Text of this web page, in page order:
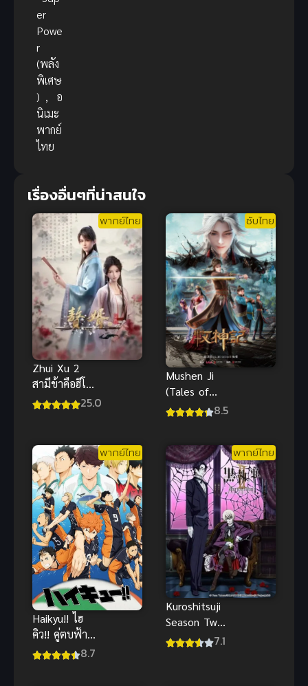
er
Powe
r
(พลัง
พิเศษ
) ,
อ
นิเมะ
พากย์
ไทย
เรื่องอื่นๆที่น่าสนใจ
พากย์ไทย
Zhui Xu 2
สามีข้าคือฮีโร่
ภาค 2 ซับไทย
25.0
ซับไทย
Mushen Ji
(Tales of
Herding
(ซับไทย)
8.5
พากย์ไทย
Haikyu!! ไฮ
คิว!! คู่ตบฟ้า
ประทาน
8.7
พากย์ไทย
Kuroshitsuji
Season Two
พ่อบ้านปีศาจ
7.1